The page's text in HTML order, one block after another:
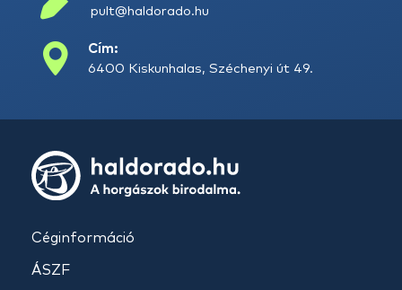
pult@haldorado.hu
Cím:
6400 Kiskunhalas, Széchenyi út 49.
Céginformáció
ÁSZF